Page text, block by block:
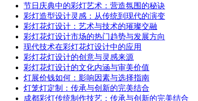
节日庆典中的彩灯艺术：营造氛围的秘诀
彩灯造型设计灵感：从传统到现代的演变
彩灯花灯设计：艺术与技术的璀璨交融
彩灯花灯设计市场的热门趋势与发展方向
现代技术在彩灯花灯设计中的应用
彩灯花灯设计的创意与灵感来源
彩灯花灯设计的文化内涵与审美价值
灯展价钱如何：影响因素与选择指南
灯笼灯定制：传承与创新的完美结合
成都彩灯传统制作技艺：传承与创新的完美结合